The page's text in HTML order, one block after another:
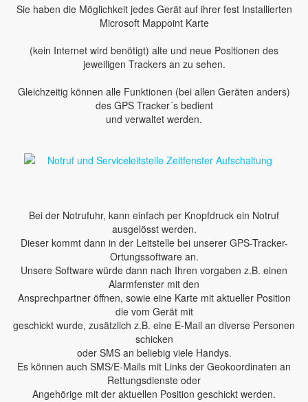
Sie haben die Möglichkeit jedes Gerät auf ihrer fest Installierten
Microsoft Mappoint Karte
(kein Internet wird benötigt) alte und neue Positionen des
jeweiligen Trackers an zu sehen.
Gleichzeitig können alle Funktionen (bei allen Geräten anders)
des GPS Tracker´s bedient
und verwaltet werden.
Bei der Notrufuhr, kann einfach per Knopfdruck ein Notruf
ausgelösst werden.
Dieser kommt dann in der Leitstelle bei unserer GPS-Tracker-
Ortungssoftware an.
Unsere Software würde dann nach Ihren vorgaben z.B. einen
Alarmfenster mit den
Ansprechpartner öffnen, sowie eine Karte mit aktueller Position
die vom Gerät mit
geschickt wurde, zusätzlich z.B. eine E-Mail an diverse Personen
schicken
oder SMS an beliebig viele Handys.
Es können auch SMS/E-Mails mit Links der Geokoordinaten an
Rettungsdienste oder
Angehörige mit der aktuellen Position geschickt werden.